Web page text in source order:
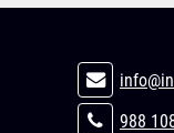
988